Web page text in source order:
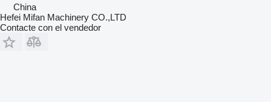
China
Hefei Mifan Machinery CO.,LTD
Contacte con el vendedor